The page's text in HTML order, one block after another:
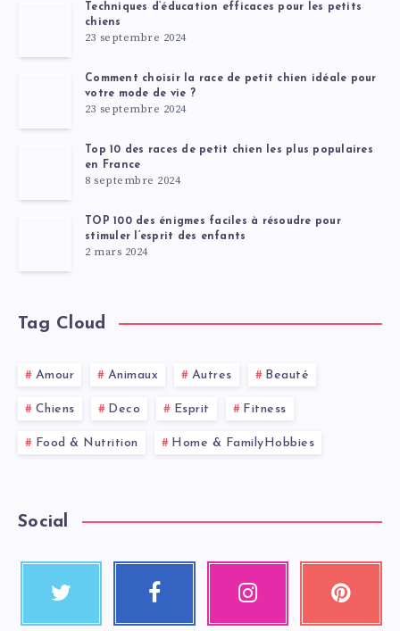
Techniques d’éducation efficaces pour les petits
chiens
23 septembre 2024
Comment choisir la race de petit chien idéale pour
votre mode de vie ?
23 septembre 2024
Top 10 des races de petit chien les plus populaires
en France
8 septembre 2024
TOP 100 des énigmes faciles à résoudre pour
stimuler l’esprit des enfants
2 mars 2024
Tag Cloud
Amour Animaux Autres Beauté
Chiens Deco Esprit Fitness
Food & Nutrition Home & FamilyHobbies
Social